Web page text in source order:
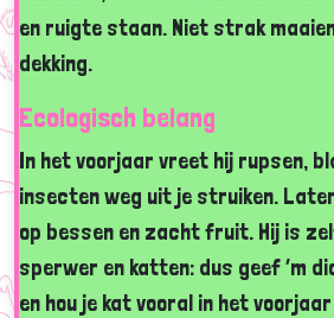
en ruigte staan. Niet strak
dekking.
Ecologisch belang
In het voorjaar vreet hij rupsen,
insecten weg uit je struiken.
op bessen en zacht fruit. Hij is
sperwer en katten: dus geef ’m
en hou je kat vooral in het